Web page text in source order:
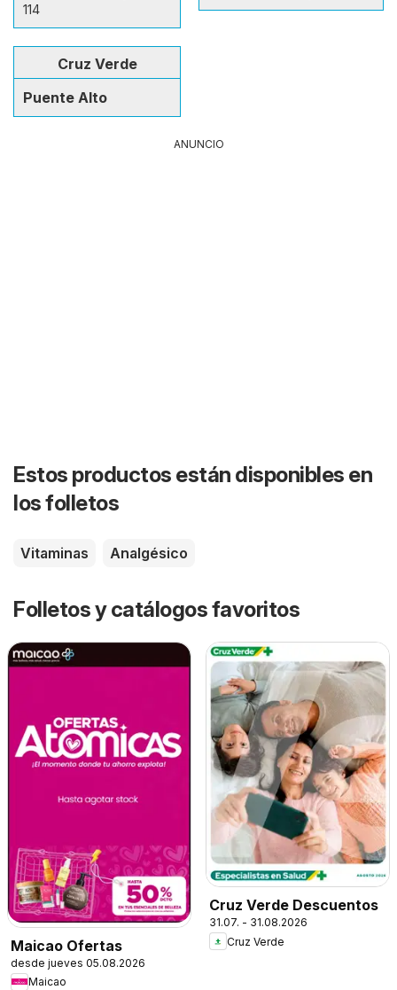
114
Cruz Verde
Puente Alto
ANUNCIO
Estos productos están disponibles en
los folletos
Vitaminas Analgésico
Folletos y catálogos favoritos
Maicao Ofertas
desde jueves 05.08.2026
Maicao
Cruz Verde Descuentos
31.07. - 31.08.2026
Cruz Verde